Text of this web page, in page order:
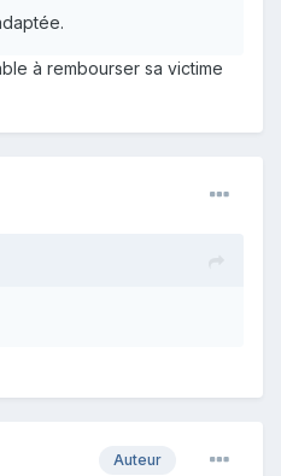
à rembourser sa victime
Auteur